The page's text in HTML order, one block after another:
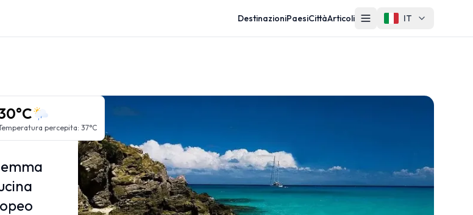
DestinazioniPaesiCittàArticoli IT
percepita: 37°C